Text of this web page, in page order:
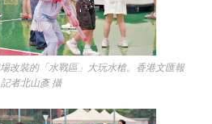
改裝的「水戰區」大玩水槍。香港文匯報
記者北山彥 攝